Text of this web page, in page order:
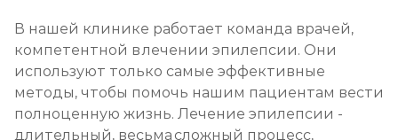
В нашей клинике работает команда врачей,
компетентной в лечении эпилепсии. Они
используют только самые эффективные
методы, чтобы помочь нашим пациентам вести
полноценную жизнь. Лечение эпилепсии -
длительный, весьма сложный процесс,